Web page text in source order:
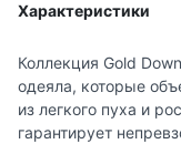
Характеристики
Коллекция Gold
одеяла, которые
из легкого пуха и
гарантирует